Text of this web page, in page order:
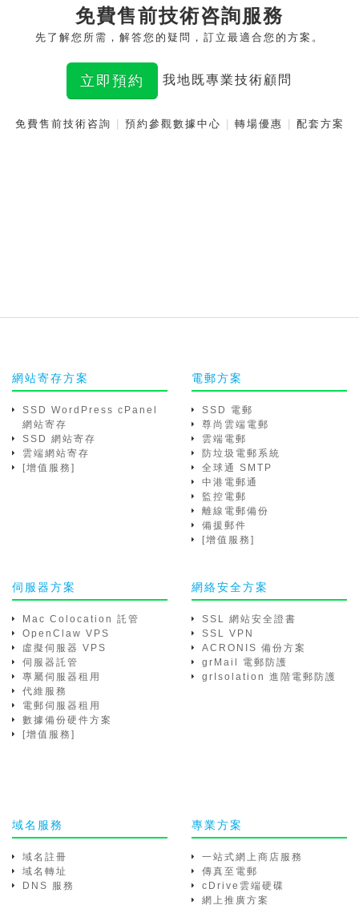
免費售前技術咨詢服務
先了解您所需，解答您的疑問，訂立最適合您的方案。
立即預約 我地既專業技術顧問
免費售前技術咨詢 預約參觀數據中心 轉場優惠 配套方案
網站寄存方案
SSD WordPress cPanel
網站寄存
SSD 網站寄存
雲端網站寄存
[增值服務]
電郵方案
SSD 電郵
尊尚雲端電郵
雲端電郵
防垃圾電郵系統
全球通 SMTP
中港電郵通
監控電郵
離線電郵備份
備援郵件
[增值服務]
伺服器方案
Mac Colocation 託管
OpenClaw VPS
虛擬伺服器 VPS
伺服器託管
專屬伺服器租用
代維服務
電郵伺服器租用
數據備份硬件方案
[增值服務]
網絡安全方案
SSL 網站安全證書
SSL VPN
ACRONIS 備份方案
grMail 電郵防護
grIsolation 進階電郵防護
域名服務
域名註冊
域名轉址
DNS 服務
專業方案
一站式網上商店服務
傳真至電郵
cDrive雲端硬碟
網上推廣方案